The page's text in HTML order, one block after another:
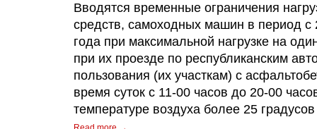
Вводятся временные ограничения
средств, самоходных машин в период с
года при максимальной нагрузке на
при их проезде по республиканским
пользования (их участкам) с
время суток с 11-00 часов до 20-00
температуре воздуха более 25